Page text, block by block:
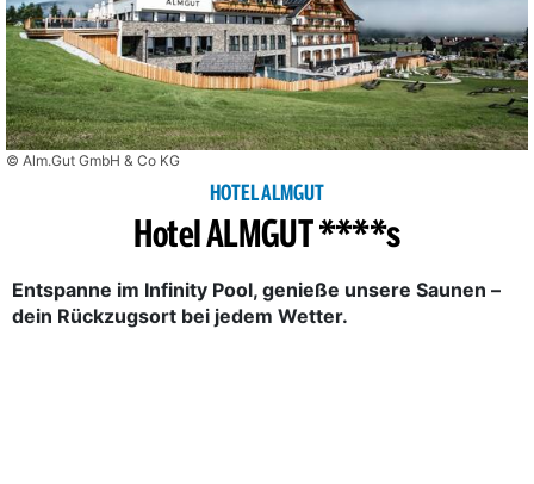
© Alm.Gut GmbH & Co KG
HOTEL ALMGUT
Hotel ALMGUT ****s
Entspanne im Infinity Pool, genieße unsere Saunen –
dein Rückzugsort bei jedem Wetter.